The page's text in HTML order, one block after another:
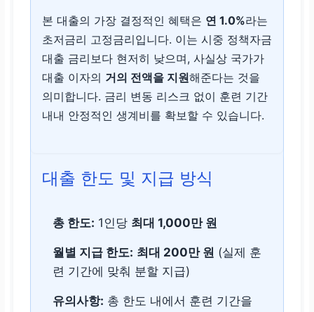
본 대출의 가장 결정적인 혜택은 연 1.0%라는
초저금리 고정금리입니다. 이는 시중 정책자금
대출 금리보다 현저히 낮으며, 사실상 국가가
대출 이자의 거의 전액을 지원해준다는 것을
의미합니다. 금리 변동 리스크 없이 훈련 기간
내내 안정적인 생계비를 확보할 수 있습니다.
대출 한도 및 지급 방식
총 한도: 1인당 최대 1,000만 원
월별 지급 한도: 최대 200만 원 (실제 훈
련 기간에 맞춰 분할 지급)
유의사항: 총 한도 내에서 훈련 기간을